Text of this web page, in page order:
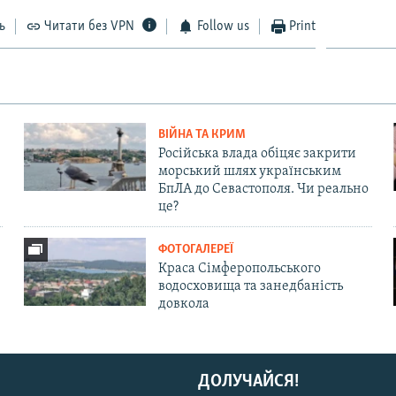
Читати без VPN Follow us Print
ВІЙНА ТА КРИМ
Російська влада обіцяє закрити
морський шлях українським
БпЛА до Севастополя. Чи реально
це?
ФОТОГАЛЕРЕЇ
Краса Сімферопольського
водосховища та занедбаність
довкола
ДОЛУЧАЙСЯ!